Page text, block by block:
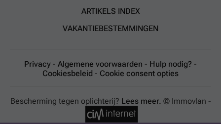
ARTIKELS INDEX
VAKANTIEBESTEMMINGEN
Privacy - Algemene voorwaarden - Hulp nodig? -
Cookiesbeleid - Cookie consent opties
Bescherming tegen oplichterij? Lees meer. © Immovlan -